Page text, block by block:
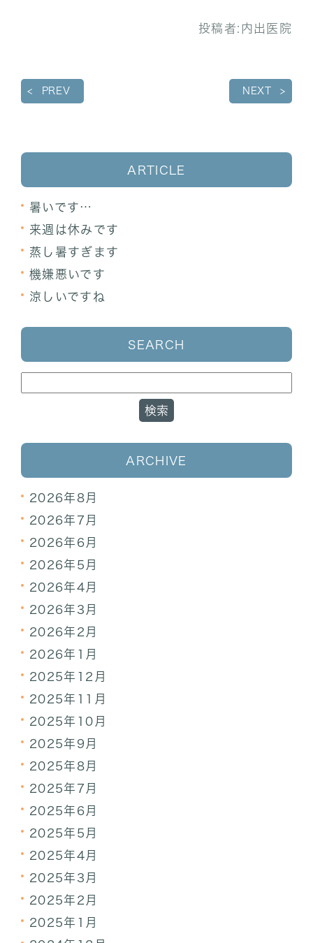
投稿者: 内出医院
PREV NEXT
ARTICLE
暑いです…
来週は休みです
蒸し暑すぎます
機嫌悪いです
涼しいですね
SEARCH
ARCHIVE
2026年8月
2026年7月
2026年6月
2026年5月
2026年4月
2026年3月
2026年2月
2026年1月
2025年12月
2025年11月
2025年10月
2025年9月
2025年8月
2025年7月
2025年6月
2025年5月
2025年4月
2025年3月
2025年2月
2025年1月